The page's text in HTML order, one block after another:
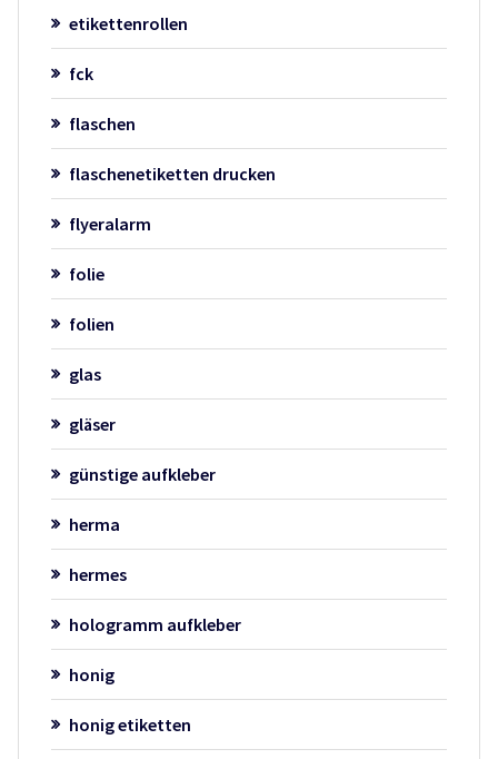
etikettenrollen
fck
flaschen
flaschenetiketten drucken
flyeralarm
folie
folien
glas
gläser
günstige aufkleber
herma
hermes
hologramm aufkleber
honig
honig etiketten